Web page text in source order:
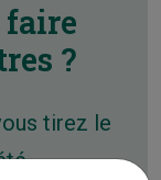
faire
?
tirez le